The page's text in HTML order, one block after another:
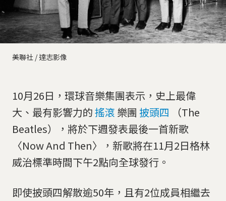
美聯社 / 達志影像
10月26日，環球音樂集團表示，史上最偉
大、最有影響力的搖滾 樂團 披頭四
（The
Beatles），將於下週發表最後一首新歌
〈Now And Then〉，新歌將在11月2日格林
威治標準時間下午2點向全球發行。
即使披頭四解散逾50年，且有2位成員相繼去